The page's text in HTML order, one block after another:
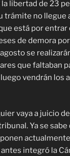
libertad de 23
trámite no llegue
está por entrar
de demora
se
que faltaban
vendrán los
vaya a juicio
Ya se sabe
integró la